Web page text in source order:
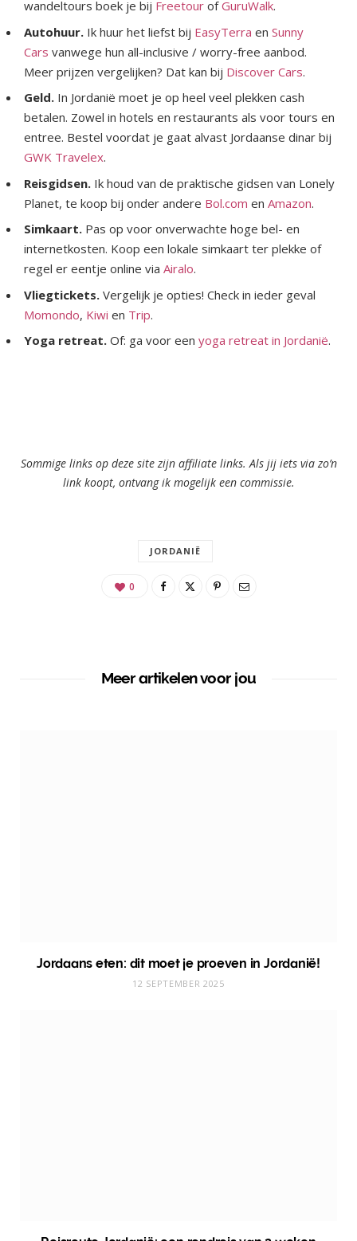
wandeltours boek je bij Freetour ofGuruWalk.
Autohuur. Ik huur het liefst bij EasyTerra en Sunny
Cars vanwege hun all-inclusive / worry-free aanbod.
Meer prijzen vergelijken? Dat kan bij Discover Cars.
Geld. In Jordanië moet je op heel veel plekken cash
betalen. Zowel in hotels en restaurants als voor tours en
entree. Bestel voordat je gaat alvast Jordaanse dinar bij
GWK Travelex.
Reisgidsen. Ik houd van de praktische gidsen van Lonely
Planet, te koop bij onder andere Bol.com en Amazon.
Simkaart. Pas op voor onverwachte hoge bel- en
internetkosten. Koop een lokale simkaart ter plekke of
regel er eentje online via Airalo.
Vliegtickets. Vergelijk je opties! Check in ieder geval
Momondo, Kiwi en Trip.
Yoga retreat. Of: ga voor een yoga retreat in Jordanië.
Sommige links op deze site zijn affiliate links. Als jij iets via zo’n
link koopt, ontvang ik mogelijk een commissie.
JORDANIË
0
Meer artikelen voor jou
Jordaans eten: dit moet je proeven in Jordanië!
12 SEPTEMBER 2025